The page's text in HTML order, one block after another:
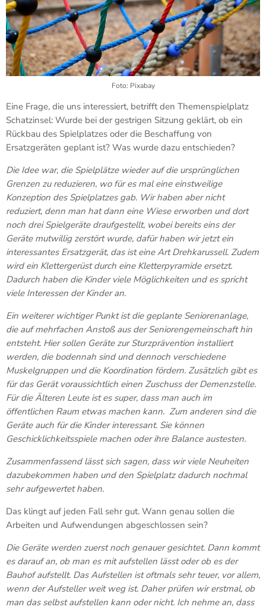
Foto: Pixabay
Eine Frage, die uns interessiert, betrifft den Themenspielplatz
Schatzinsel: Wurde bei der gestrigen Sitzung geklärt, ob ein
Rückbau des Spielplatzes oder die Beschaffung von
Ersatzgeräten geplant ist? Was wurde dazu entschieden?
Die Idee war, die Spielplätze wieder auf die ursprünglichen
Grenzen zu reduzieren, wo für es mal eine einstweilige
Konzeption des Spielplatzes gab. Wir haben aber nicht
reduziert, denn man hat dann eine Wiese erworben und dort
noch drei Spielgeräte draufgestellt, wobei bereits eins der
Geräte mutwillig zerstört wurde, dafür haben wir jetzt ein
interessantes Ersatzgerät, das ist eine Art Drehkarussell. Zudem
wird ein Klettergerüst durch eine Kletterpyramide ersetzt.
Dadurch haben die Kinder viele Möglichkeiten und es spricht
viele Interessen der Kinder an.
Ein weiterer wichtiger Punkt ist die geplante Seniorenanlage,
die auf mehrfachen Anstoß aus der Seniorengemeinschaft hin
entsteht. Hier sollen Geräte zur Sturzprävention installiert
werden, die bodennah sind und dennoch verschiedene
Muskelgruppen und die Koordination fördern. Zusätzlich gibt es
für das Gerät voraussichtlich einen Zuschuss der Demenzstelle.
Für die Älteren Leute ist es super, dass man auch im
öffentlichen Raum etwas machen kann. Zum anderen sind die
Geräte auch für die Kinder interessant. Sie können
Geschicklichkeitsspiele machen oder ihre Balance austesten.
Zusammenfassend lässt sich sagen, dass wir viele Neuheiten
dazubekommen haben und den Spielplatz dadurch nochmal
sehr aufgewertet haben.
Das klingt auf jeden Fall sehr gut. Wann genau sollen die
Arbeiten und Aufwendungen abgeschlossen sein?
Die Geräte werden zuerst noch genauer gesichtet. Dann kommt
es darauf an, ob man es mit aufstellen lässt oder ob es der
Bauhof aufstellt. Das Aufstellen ist oftmals sehr teuer, vor allem,
wenn der Aufsteller weit weg ist. Daher prüfen wir erstmal, ob
man das selbst aufstellen kann oder nicht. Ich nehme an, dass